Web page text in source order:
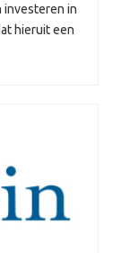
investeren in
hieruit een